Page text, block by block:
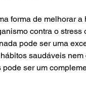
forma de melhorar a
contra o stress
pode ser uma
saudáveis
pode ser um